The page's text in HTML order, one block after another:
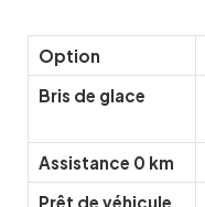
Option
Bris de glace
Assistance 0 km
Prêt de véhicule